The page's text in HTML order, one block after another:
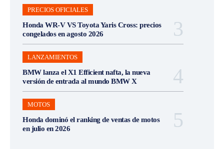
PRECIOS OFICIALES
Honda WR-V VS Toyota Yaris Cross: precios
congelados en agosto 2026
LANZAMIENTOS
BMW lanza el X1 Efficient nafta, la nueva
versión de entrada al mundo BMW X
MOTOS
Honda dominó el ranking de ventas de motos
en julio en 2026